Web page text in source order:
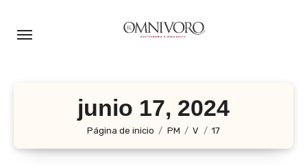
junio 17, 2024
Página de inicio PM V 17